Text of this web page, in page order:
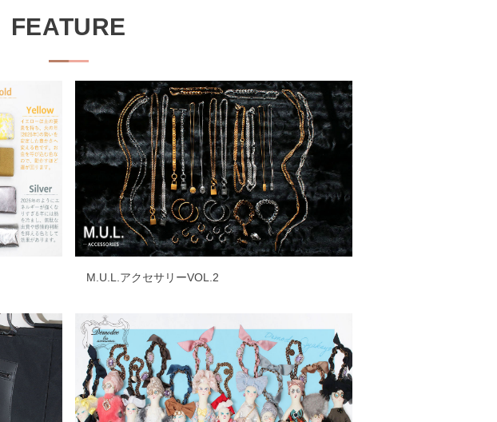
FEATURE
M.U.L.アクセサリーVOL.2